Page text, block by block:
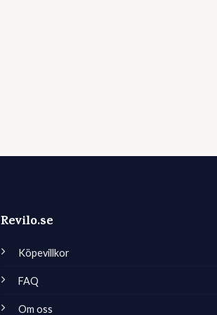
Revilo.se
Köpevillkor
FAQ
Om oss